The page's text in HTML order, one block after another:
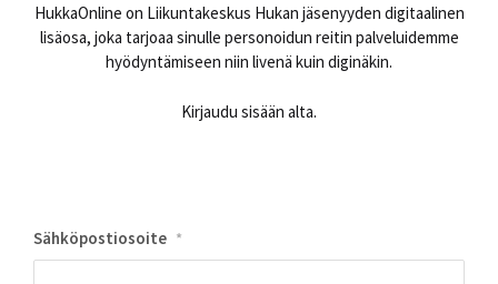
HukkaOnline on Liikuntakeskus Hukan jäsenyyden digitaalinen
lisäosa, joka tarjoaa sinulle personoidun reitin palveluidemme
hyödyntämiseen niin livenä kuin diginäkin.
Kirjaudu sisään alta.
Sähköpostiosoite *